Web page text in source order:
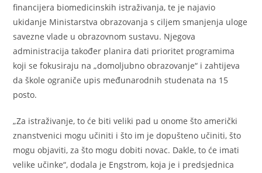
financijera biomedicinskih istraživanja, te je najavio
ukidanje Ministarstva obrazovanja s ciljem smanjenja uloge
savezne vlade u obrazovnom sustavu. Njegova
administracija također planira dati prioritet programima
koji se fokusiraju na „domoljubno obrazovanje“ i zahtijeva
da škole ograniče upis međunarodnih studenata na 15
posto.
„Za istraživanje, to će biti veliki pad u onome što američki
znanstvenici mogu učiniti i što im je dopušteno učiniti, što
mogu objaviti, za što mogu dobiti novac. Dakle, to će imati
velike učinke“, dodala je Engstrom, koja je i predsjednica